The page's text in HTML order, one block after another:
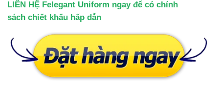
LIÊN HỆ Felegant Uniform ngay để có chính
sách chiết khấu hấp dẫn